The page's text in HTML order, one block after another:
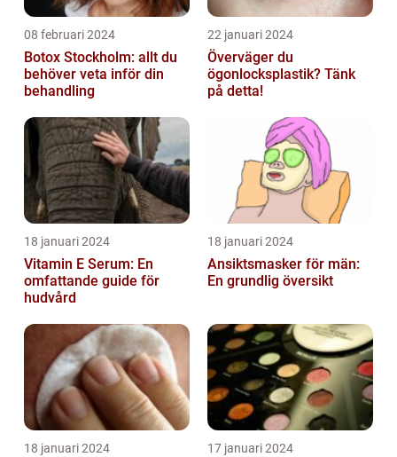
08 februari 2024
Botox Stockholm: allt du
behöver veta inför din
behandling
22 januari 2024
Överväger du
ögonlocksplastik? Tänk
på detta!
18 januari 2024
Vitamin E Serum: En
omfattande guide för
hudvård
18 januari 2024
Ansiktsmasker för män:
En grundlig översikt
18 januari 2024 17 januari 2024